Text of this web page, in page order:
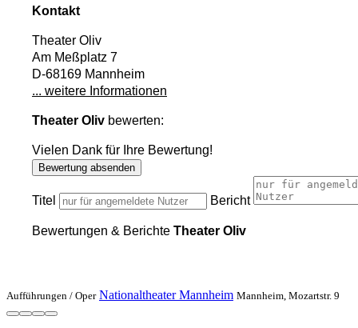
Kontakt
Theater Oliv
Am Meßplatz 7
D-68169 Mannheim
... weitere Informationen
Theater Oliv bewerten:
Vielen Dank für Ihre Bewertung!
Bewertung absenden
Titel Bericht
Bewertungen & Berichte Theater Oliv
Aufführungen / Oper Nationaltheater Mannheim Mannheim, Mozartstr. 9